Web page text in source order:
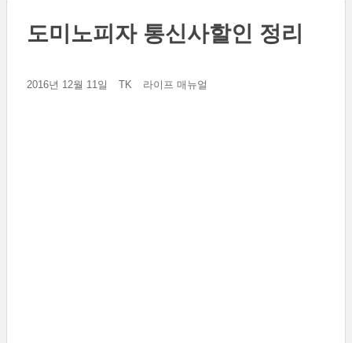
도미노피자 통신사할인 정리
2016년 12월 11일 TK 라이프 매뉴얼